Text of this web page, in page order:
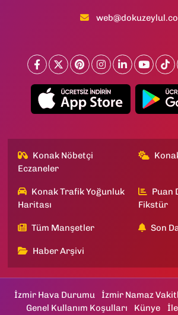
Konak Nöbetçi
Eczaneler
Konak Trafik Yoğunluk
Haritası
Puan
Fikstür
Tüm Manşetler Son
Haber Arşivi
İzmir Hava Durumu İzmir Namaz
Genel Kullanım Koşulları
Künye